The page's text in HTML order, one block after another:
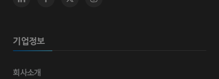
기업정보
회사소개